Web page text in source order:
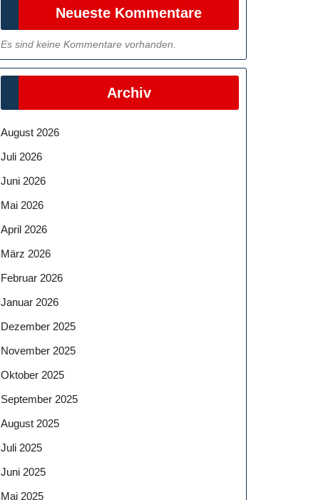
Neueste Kommentare
Es sind keine Kommentare vorhanden.
Archiv
August 2026
Juli 2026
Juni 2026
Mai 2026
April 2026
März 2026
Februar 2026
Januar 2026
Dezember 2025
November 2025
Oktober 2025
September 2025
August 2025
Juli 2025
Juni 2025
Mai 2025